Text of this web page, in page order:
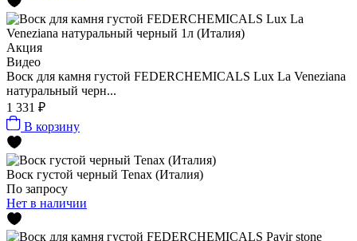
Акция
Видео
Воск для камня густой FEDERCHEMICALS Lux La Veneziana
натуральный черн...
1 331 ₽
В корзину
Воск густой черный Tenax (Италия)
По запросу
Нет в наличии